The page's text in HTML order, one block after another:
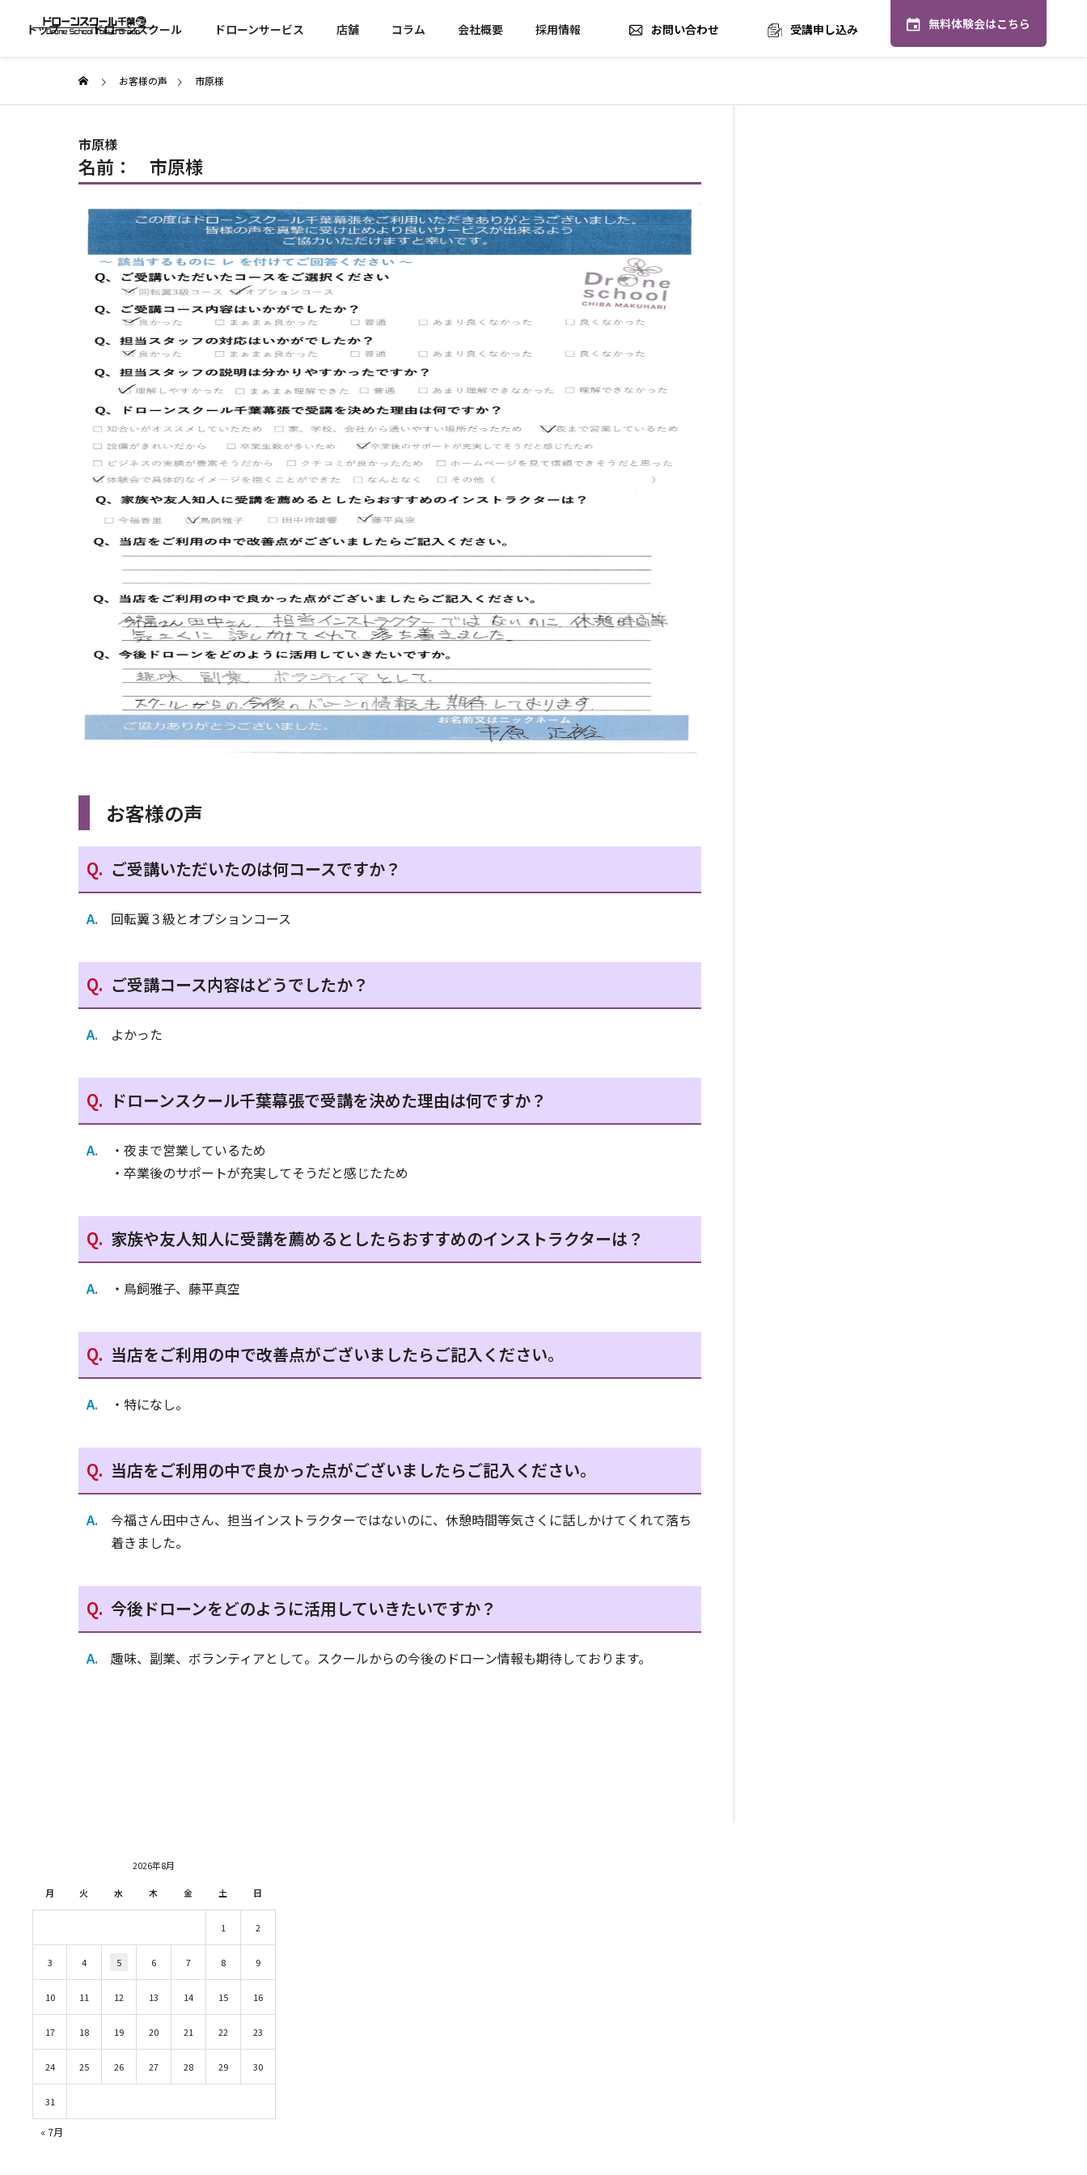
トップ ドローンスクール ドローンサービス 店舗 コラム 会社概要 採用情報 お問い合わせ 受講申し込み 無料体験会はこちら
お客様の声 市原様
市原様
名前： 市原様
お客様の声
ご受講いただいたのは何コースですか？
回転翼３級とオプションコース
ご受講コース内容はどうでしたか？
よかった
ドローンスクール千葉幕張で受講を決めた理由は何ですか？
・夜まで営業しているため
・卒業後のサポートが充実してそうだと感じたため
家族や友人知人に受講を薦めるとしたらおすすめのインストラクターは？
・鳥飼雅子、藤平真空
当店をご利用の中で改善点がございましたらご記入ください。
・特になし。
当店をご利用の中で良かった点がございましたらご記入ください。
今福さん田中さん、担当インストラクターではないのに、休憩時間等気さくに話しかけてくれて落ち
着きました。
今後ドローンをどのように活用していきたいですか？
趣味、副業、ボランティアとして。スクールからの今後のドローン情報も期待しております。
2026年8月
月 火 水 木 金 土 日
1 2
3 4 5 6 7 8 9
10 11 12 13 14 15 16
17 18 19 20 21 22 23
24 25 26 27 28 29 30
31
« 7月